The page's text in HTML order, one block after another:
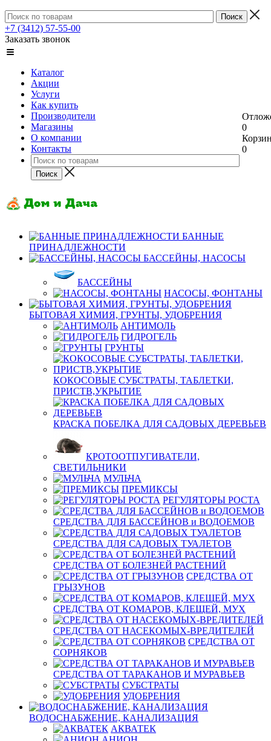
+7 (3412) 57-55-00
Заказать звонок
Каталог
Акции
Услуги
Как купить
Производители
Магазины
О компании
Контакты
0
0
БАННЫЕ
ПРИНАДЛЕЖНОСТИ
БАССЕЙНЫ, НАСОСЫ
БАССЕЙНЫ
НАСОСЫ, ФОНТАНЫ
БЫТОВАЯ ХИМИЯ, ГРУНТЫ, УДОБРЕНИЯ
АНТИМОЛЬ
ГИДРОГЕЛЬ
ГРУНТЫ
КОКОСОВЫЕ СУБСТРАТЫ, ТАБЛЕТКИ,
ПРИСТВ,УКРЫТИЕ
КРАСКА ПОБЕЛКА ДЛЯ САДОВЫХ ДЕРЕВЬЕВ
КРОТООТПУГИВАТЕЛИ,
СВЕТИЛЬНИКИ
МУЛЬЧА
ПРЕМИКСЫ
РЕГУЛЯТОРЫ РОСТА
СРЕДСТВА ДЛЯ БАССЕЙНОВ и ВОДОЕМОВ
СРЕДСТВА ДЛЯ САДОВЫХ ТУАЛЕТОВ
СРЕДСТВА ОТ БОЛЕЗНЕЙ РАСТЕНИЙ
СРЕДСТВА ОТ
ГРЫЗУНОВ
СРЕДСТВА ОТ КОМАРОВ, КЛЕЩЕЙ, МУХ
СРЕДСТВА ОТ НАСЕКОМЫХ-ВРЕДИТЕЛЕЙ
СРЕДСТВА ОТ
СОРНЯКОВ
СРЕДСТВА ОТ ТАРАКАНОВ И МУРАВЬЕВ
СУБСТРАТЫ
УДОБРЕНИЯ
ВОДОСНАБЖЕНИЕ, КАНАЛИЗАЦИЯ
АКВАТЕК